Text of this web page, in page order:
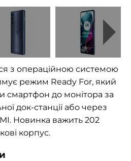
з операційною системою
режим Ready For, який
смартфон до монітора за
док-станції або через
Новинка важить 202
корпус.